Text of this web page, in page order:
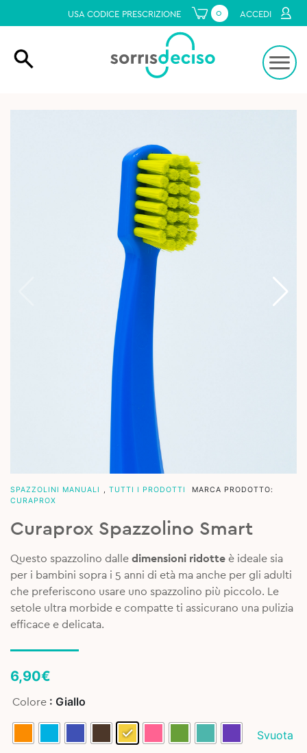
USA CODICE PRESCRIZIONE 0 ACCEDI
SPAZZOLINI MANUALI TUTTI I PRODOTTI
MARCA PRODOTTO:
CURAPROX
Curaprox Spazzolino Smart
Questo spazzolino dalle dimensioni ridotte è ideale sia
per i bambini sopra i 5 anni di età ma anche per gli adulti
che preferiscono usare uno spazzolino più piccolo. Le
setole ultra morbide e compatte ti assicurano una pulizia
efficace e delicata.
6,90€
Colore : Giallo
Svuota